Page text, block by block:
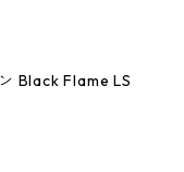
Black Flame LS